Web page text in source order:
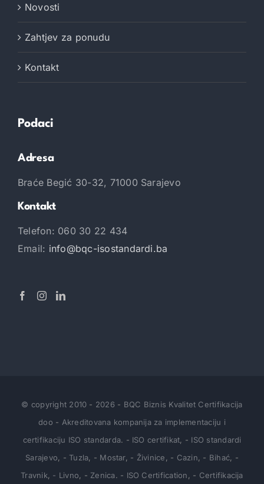
Novosti
Zahtjev za ponudu
Kontakt
Podaci
Adresa
Braće Begić 30-32, 71000 Sarajevo
Kontakt
Telefon: 060 30 22 434
Email: info@bqc-isostandardi.ba
© copyright 2010 - 2026 - BQC Biznis Kvalitet Certifikacija
doo - Akreditovana kompanija za implementaciju i
certifikaciju ISO standarda. - ISO certifikat, - ISO standardi
Sarajevo, - Tuzla, - Mostar, - Živinice, - Cazin, - Bihać, -
Travnik, - Livno, - Zenica. - ISO Certification, - Certifikacija